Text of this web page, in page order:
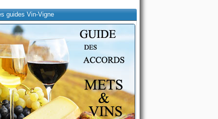
guides Vin-Vigne